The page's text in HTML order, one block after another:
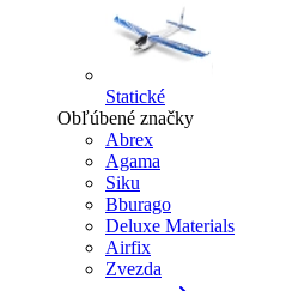
Statické
Obľúbené značky
Abrex
Agama
Siku
Bburago
Deluxe Materials
Airfix
Zvezda